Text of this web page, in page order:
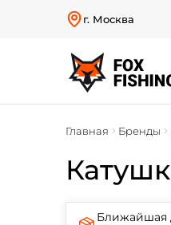
г. Москва
Главная Бренды
Ближайшая